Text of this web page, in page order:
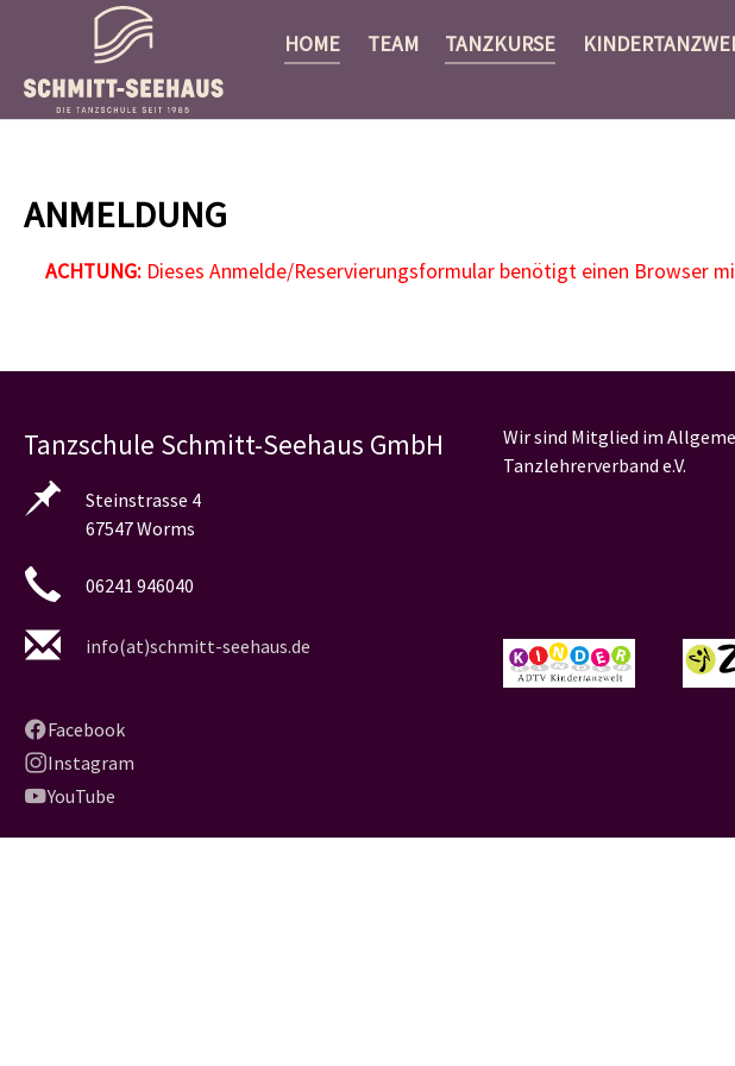
HOME TEAM TANZKURSE
ANMELDUNG
ACHTUNG:Dieses Anmelde/Reservierungsformular benötigt einen Browser
Tanzschule Schmitt-Seehaus GmbH
Steinstrasse 4
67547 Worms
06241 946040
info(at)schmitt-seehaus.de
Facebook
Instagram
YouTube
Wir sind Mitglied im
Tanzlehrerverband e.V.